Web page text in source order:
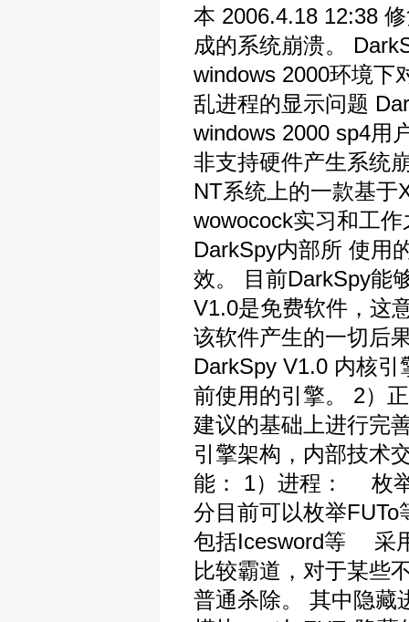
本 2006.4.18 12:38
成的系统崩溃。
windows 2000环境下
乱进程的显示问题
windows 2000 sp4用
非支持硬件产生系统
NT系统上的一款基于
wowocock实习和工
DarkSpy内部所 使用
效。 目前DarkSpy能
V1.0是免费软件，这
该软件产生的一切后
DarkSpy V1.0 内核
前使用的引擎。 2）
建议的基础上进行完
引擎架构，内部技术
能： 1）进程： 枚
分目前可以枚举
包括Icesword等 采
比较霸道，对于某些
普通杀除。 其中隐